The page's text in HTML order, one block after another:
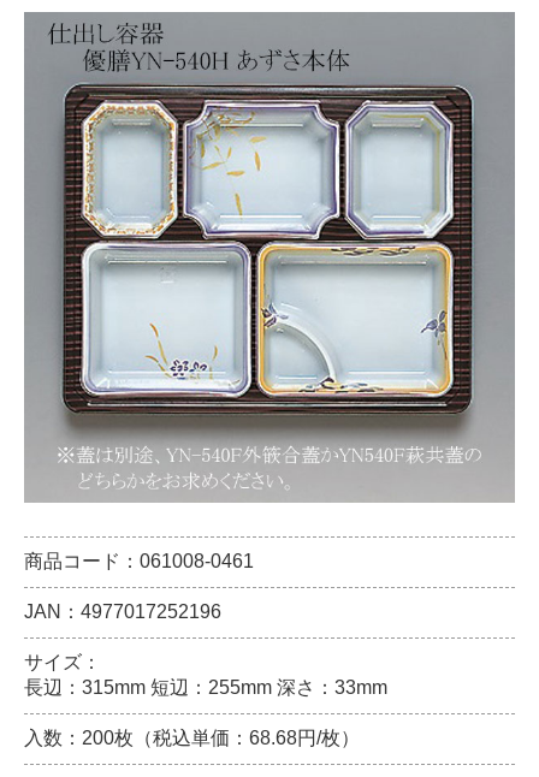
商品コード：061008-0461
JAN：4977017252196
サイズ：
長辺：315mm 短辺：255mm 深さ：33mm
入数：200枚（税込単価：68.68円/枚）